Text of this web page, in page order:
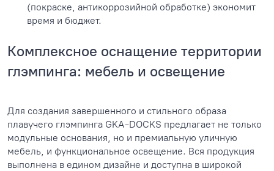
(покраске, антикоррозийной обработке) экономит
время и бюджет.
Комплексное оснащение территории
глэмпинга: мебель и освещение
Для создания завершенного и стильного образа
плавучего глэмпинга GKA-DOCKS предлагает не только
модульные основания, но и премиальную уличную
мебель, и функциональное освещение. Вся продукция
выполнена в едином дизайне и доступна в широкой